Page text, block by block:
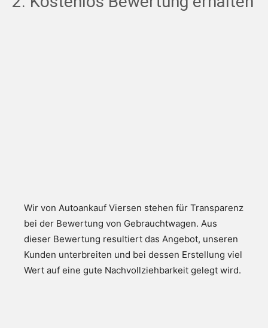
Wir von Autoankauf Viersen stehen für Transparenz
bei der Bewertung von Gebrauchtwagen. Aus
dieser Bewertung resultiert das Angebot, unseren
Kunden unterbreiten und bei dessen Erstellung viel
Wert auf eine gute Nachvollziehbarkeit gelegt wird.